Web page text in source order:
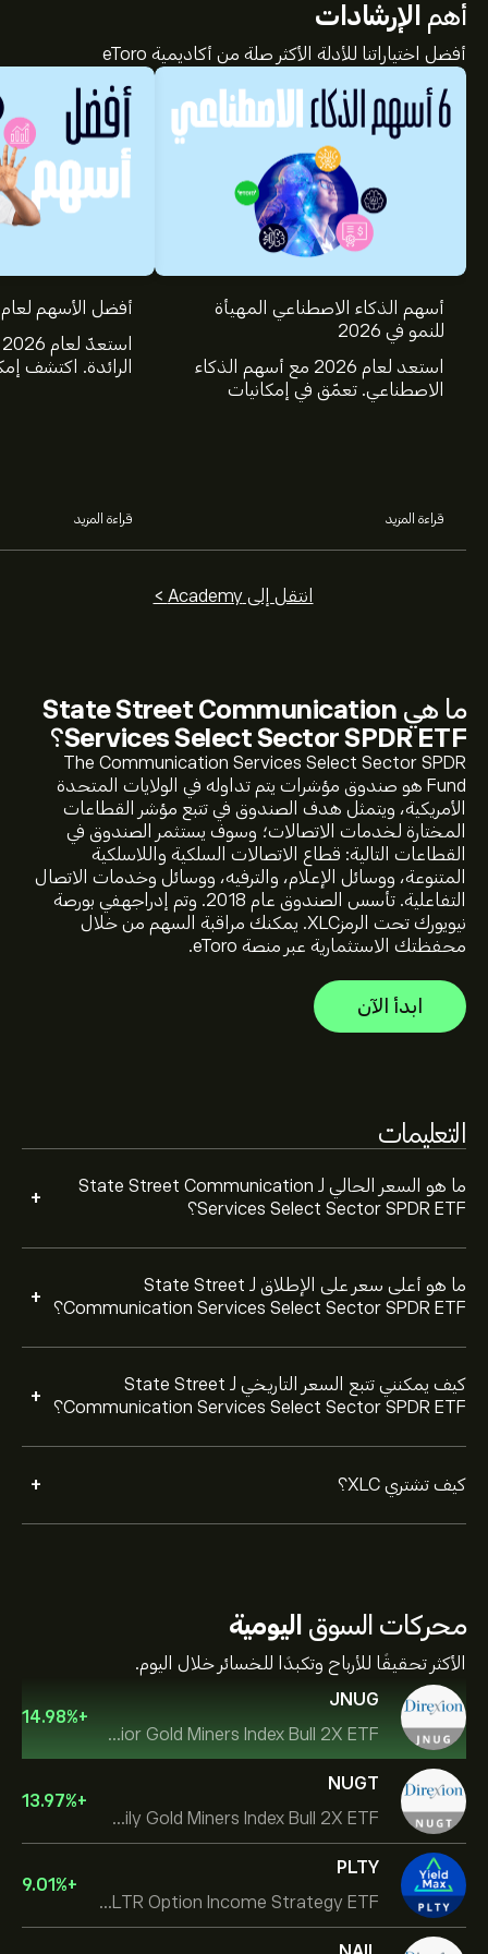
ما هي State Street Communication
Services Select Sector SPDR ETF؟
The Communication Services Select Sector SPDR
Fund هو صندوق مؤشرات يتم تداوله في الولايات المتحدة
الأمريكية، ويتمثل هدف الصندوق في تتبع مؤشر القطاعات
المختارة لخدمات الاتصالات؛ وسوف يستثمر الصندوق في
القطاعات التالية: قطاع الاتصالات السلكية واللاسلكية
المتنوعة، ووسائل الإعلام، والترفيه، ووسائل وخدمات الاتصال
التفاعلية. تأسس الصندوق عام 2018. وتم إدراجهفي بورصة
نيويورك تحت الرمزXLC. يمكنك مراقبة السهم من خلال
محفظتك الاستثمارية عبر منصة eToro.
ابدأ الآن
أهم الإرشادات
أفضل اختياراتنا للأدلة الأكثر صلة من أكاديمية eToro
أسهم الذكاء الاصطناعي المهيأة
للنمو في 2026
استعد لعام 2026 مع أسهم الذكاء
الاصطناعي. تعمّق في إمكانيات
قراءة المزيد
أفضل الأسهم لعام
الرائدة. اكتشف
قراءة المزيد
انتقل إلى Academy >
التعليمات
ما هو السعر الحالي لـ State Street Communication
Services Select Sector SPDR ETF؟
+
السعر الحالي لـ XLC هو 111.25‎$‎ دولار
ما هو أعلى سعر على الإطلاق لـ State Street
Communication Services Select Sector SPDR ETF؟
+
أعلى سعر على الإطلاق لـ State Street Communication
Services Select Sector SPDR ETF هو 120.22‎$‎ دولار
كيف يمكنني تتبع السعر التاريخي لـ State Street
Communication Services Select Sector SPDR ETF؟
+
تراوح سعر State Street Communication Services Select
Sector SPDR ETF بين 3.76‎$‎ خلال السنة الماضية.
كيف تشتري XLC؟ +
بسعر محدد في المستقبل.
محركات السوق اليومية
الأكثر تحقيقًا للأرباح وتكبدًا للخسائر خلال اليوم.
JNUG
Direxion Daily Junior Gold Miners Index Bull 2X ETF
+
14.98%
NUGT
Direxion Daily Gold Miners Index Bull 2X ETF
+
13.97%
PLTY
YieldMax PLTR Option Income Strategy ETF
+
9.01%